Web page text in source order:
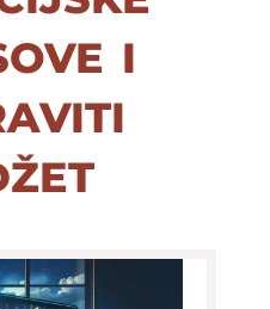
i